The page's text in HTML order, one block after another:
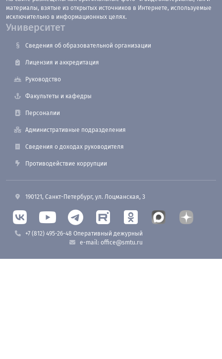
материалы, взятые из открытых источников в Интернете, используемые
исключительно в информационных целях.
Университет
Сведения об образовательной организации
Лицензия и аккредитация
Руководство
Факультеты и кафедры
Персоналии
Административные подразделения
Сведения о доходах руководителя
Противодействие коррупции
190121, Санкт-Петербург, ул. Лоцманская, 3
+7 (812) 495-26-48 Оперативный дежурный
e-mail: office@smtu.ru